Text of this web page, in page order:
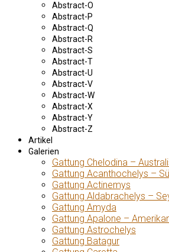
Abstract-O
Abstract-P
Abstract-Q
Abstract-R
Abstract-S
Abstract-T
Abstract-U
Abstract-V
Abstract-W
Abstract-X
Abstract-Y
Abstract-Z
Artikel
Galerien
Gattung Chelodina –
Gattung Acanthochelys –
Gattung Actinemys
Gattung Aldabrachelys –
Gattung Amyda
Gattung Apalone –
Gattung Astrochelys
Gattung Batagur